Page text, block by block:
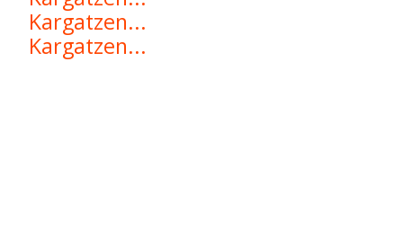
Kargatzen...
Kargatzen...